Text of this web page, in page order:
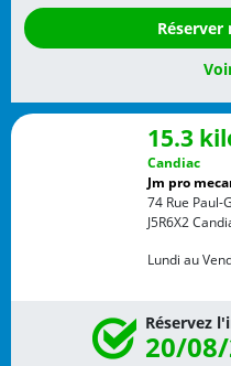
15.3
Candiac
Jm pro
74 Rue Paul-
J5R6X2
Lundi au
Réservez
20/